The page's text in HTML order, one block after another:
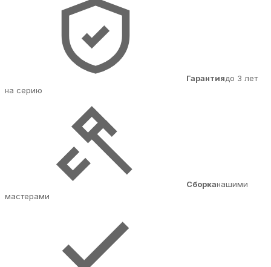
Гарантиядо 3 лет
на серию
Сборканашими
мастерами